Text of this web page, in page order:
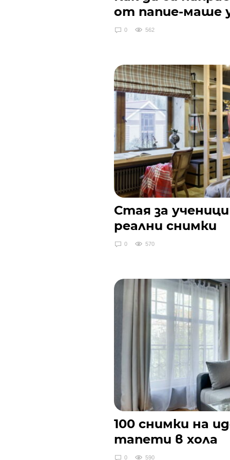
от папие-маше
0 562
Стая за
реални снимки
0 570
100 снимки на
тапети в хола
0 590